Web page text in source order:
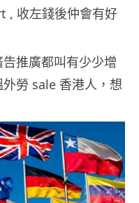
, 收左錢後仲會有好
推廣都叫有少少增
勞 sale 香港人，想